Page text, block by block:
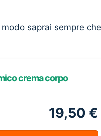
saprai sempre che
crema corpo
19,50 €